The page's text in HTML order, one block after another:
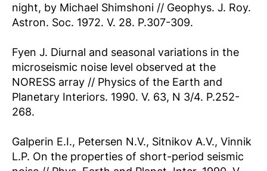
night, by Michael Shimshoni // Geophys. J. Roy.
Astron. Soc. 1972. V. 28. P.307-309.
Fyen J. Diurnal and seasonal variations in the
microseismic noise level observed at the
NORESS array // Physics of the Earth and
Planetary Interiors. 1990. V. 63, N 3/4. P.252-
268.
Galperin E.I., Petersen N.V., Sitnikov A.V., Vinnik
L.P. On the properties of short-period seismic